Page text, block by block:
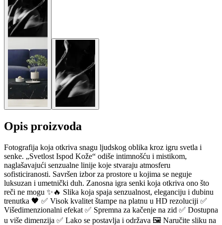
Opis proizvoda
Fotografija koja otkriva snagu ljudskog oblika kroz igru svetla i
senke. „Svetlost Ispod Kože“ odiše intimnošću i mistikom,
naglašavajući senzualne linije koje stvaraju atmosferu
sofisticiranosti. Savršen izbor za prostore u kojima se neguje
luksuzan i umetnički duh. Zanosna igra senki koja otkriva ono što
reči ne mogu ✨🔥 Slika koja spaja senzualnost, eleganciju i dubinu
trenutka 🖤 ✅ Visok kvalitet štampe na platnu u HD rezoluciji ✅
Višedimenzionalni efekat ✅ Spremna za kačenje na zid ✅ Dostupna
u više dimenzija ✅ Lako se postavlja i održava 🖼️ Naručite sliku na